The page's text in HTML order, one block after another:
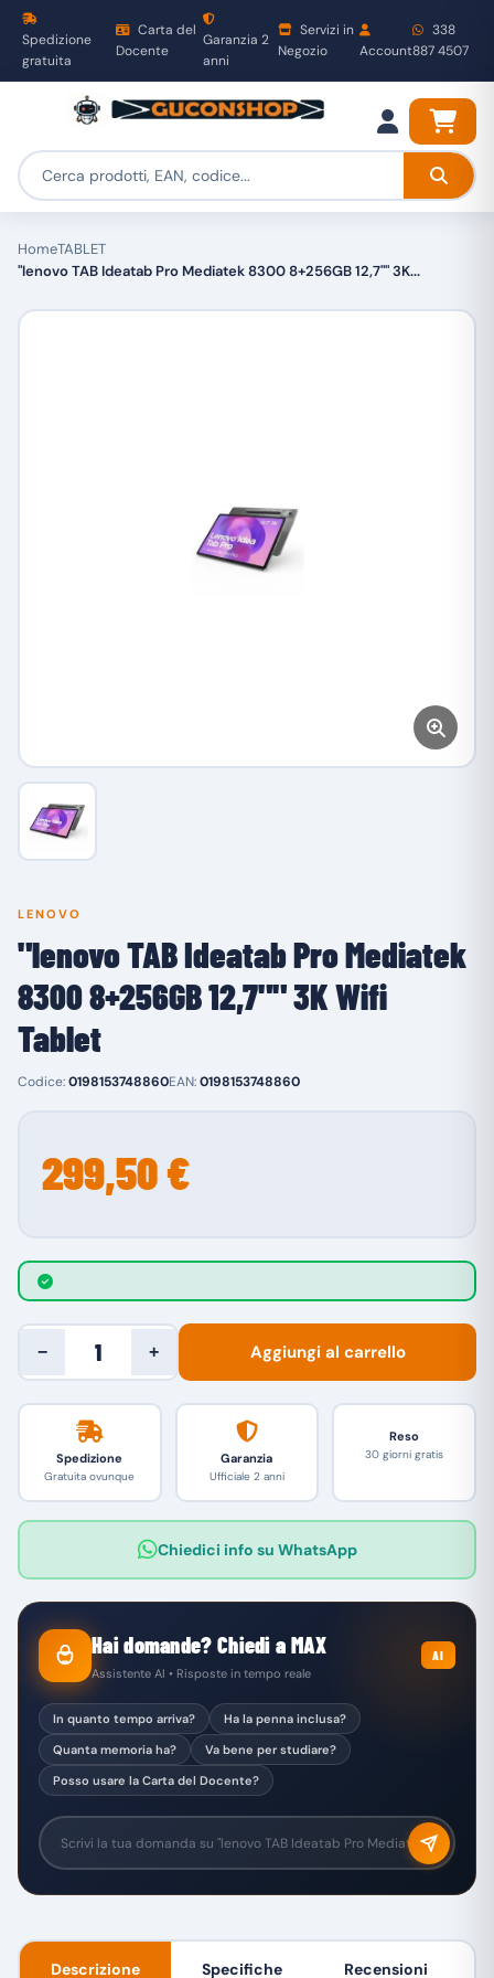
Spedizione
gratuita
Carta del
Docente
Garanzia 2
anni
Servizi in
Negozio
Account
338
887 4507
HomeTABLET
"lenovo TAB Ideatab Pro Mediatek 8300 8+256GB 12,7"" 3K...
LENOVO
"lenovo TAB Ideatab Pro Mediatek
8300 8+256GB 12,7"" 3K Wifi
Tablet
Codice:0198153748860EAN:0198153748860
299,50 €
− + Aggiungi al carrello
Spedizione
Gratuita ovunque
Garanzia
Ufficiale 2 anni
Reso
30 giorni gratis
Chiedici info su WhatsApp
Hai domande? Chiedi a MAX
Assistente AI • Risposte in tempo reale
AI
In quanto tempo arriva?
Ha la penna inclusa?
Quanta memoria ha?
Va bene per studiare?
Posso usare la Carta del Docente?
Descrizione Specifiche Recensioni